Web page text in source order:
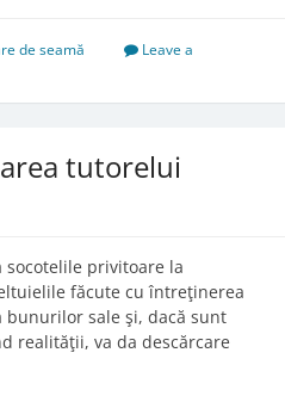
de seamă
Leave a
tutorelui
socotelile privitoare la
făcute cu întreţinerea
sale şi, dacă sunt
realităţii, va da descărcare